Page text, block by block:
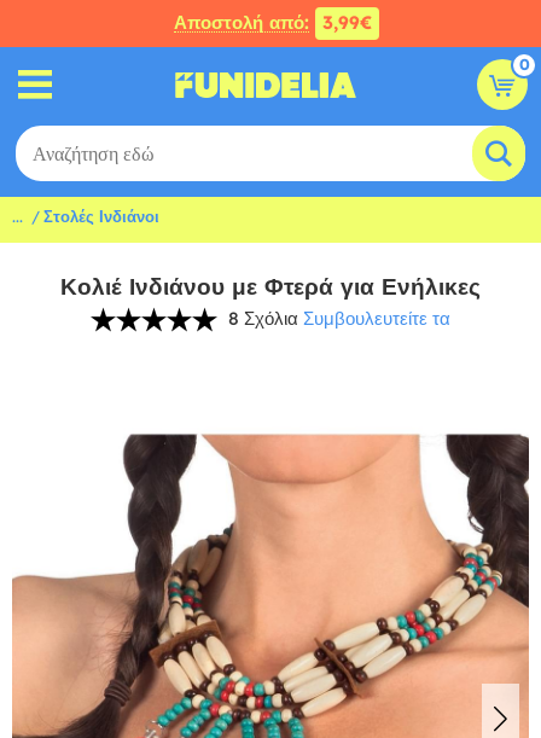
Αποστολή από: 3,99€
0
... Στολές Ινδιάνοι
Κολιέ Ινδιάνου με Φτερά για Ενήλικες
8 Σχόλια Συμβουλευτείτε τα